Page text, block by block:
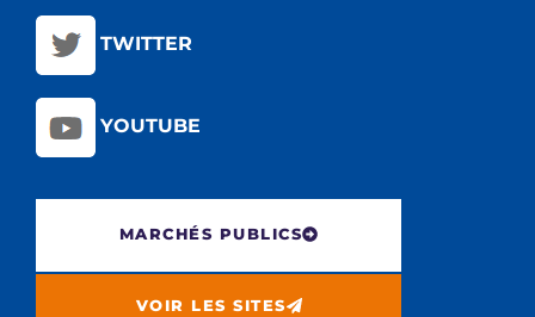
TWITTER
YOUTUBE
MARCHÉS PUBLICS
VOIR LES SITES